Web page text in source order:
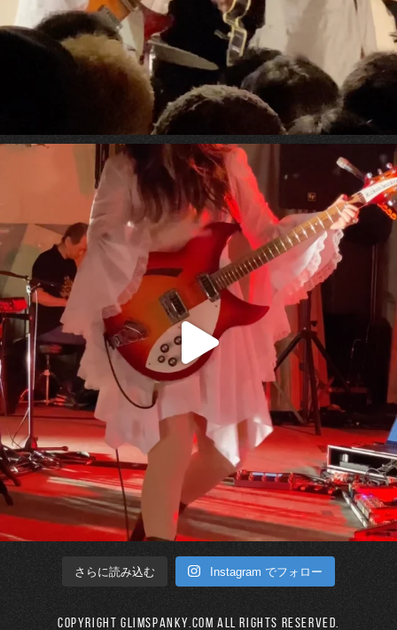
さらに読み込む Instagram でフォロー
Copyright GLIMSPANKY.COM All Rights Reserved.